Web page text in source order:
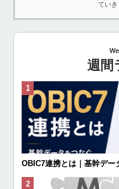
ていき
週間
OBIC7連携とは｜基幹デ